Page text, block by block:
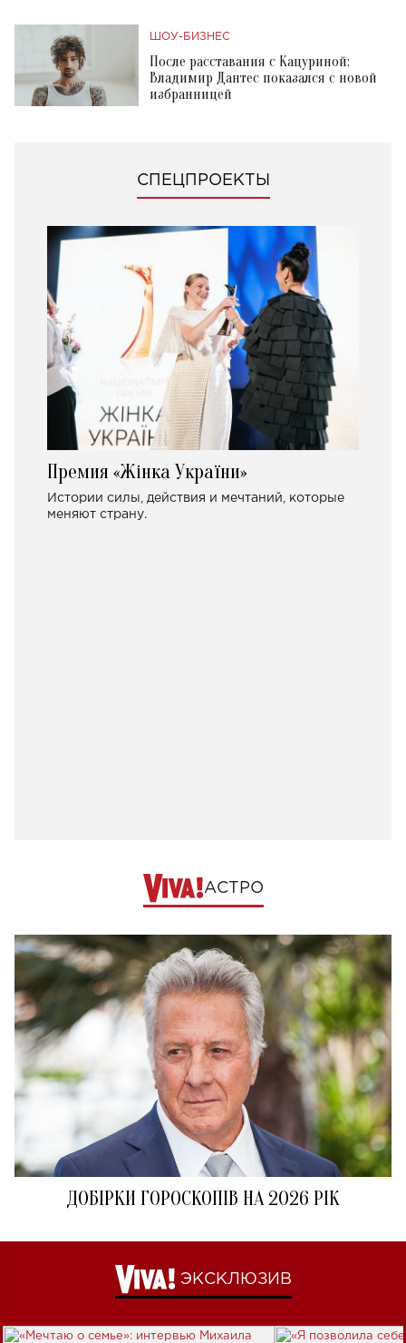
ШОУ-БИЗНЕС
После расставания с Кацуриной:
Владимир Дантес показался с новой
избранницей
СПЕЦПРОЕКТЫ
Премия «Жінка України»
Истории силы, действия и мечтаний, которые
меняют страну.
АСТРО
ДОБІРКИ ГОРОСКОПІВ НА 2026 РІК
ЭКСКЛЮЗИВ